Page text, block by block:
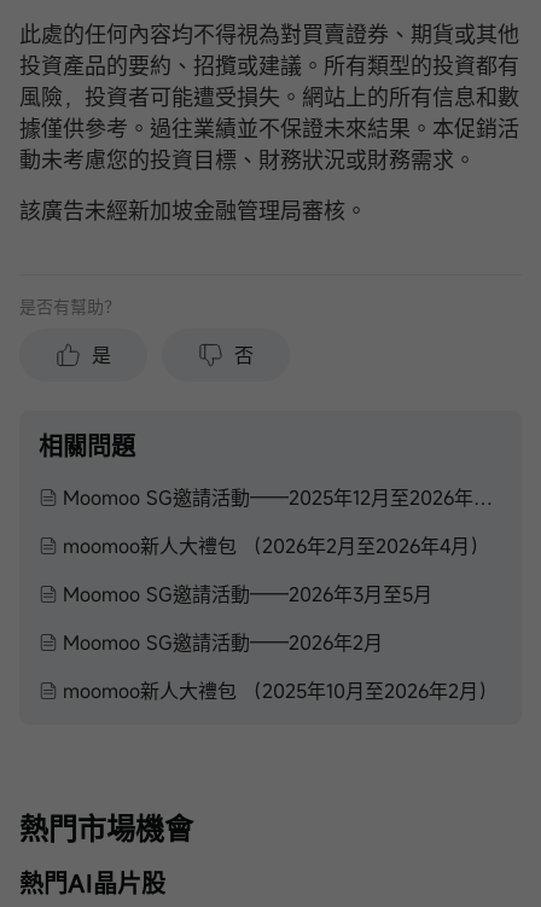
此處的任何內容均不得視為對買賣證券、期貨或其他
投資產品的要約、招攬或建議。所有類型的投資都有
風險，投資者可能遭受損失。網站上的所有信息和數
據僅供參考。過往業績並不保證未來結果。本促銷活
動未考慮您的投資目標、財務狀況或財務需求。
該廣告未經新加坡金融管理局審核。
是否有幫助？
是 否
相關問題
Moomoo SG邀請活動——2025年12月至2026年2月
moomoo新人大禮包 （2026年2月至2026年4月）
Moomoo SG邀請活動——2026年3月至5月
Moomoo SG邀請活動——2026年2月
moomoo新人大禮包 （2025年10月至2026年2月）
熱門市場機會
熱門AI晶片股